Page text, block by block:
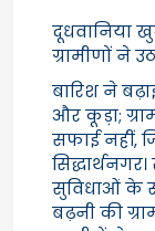
दूधवानिया
ग्रामीणों ने
बारिश ने
और कूड़ा;
सफाई नहीं,
सुविधाओं के
बढ़नी की